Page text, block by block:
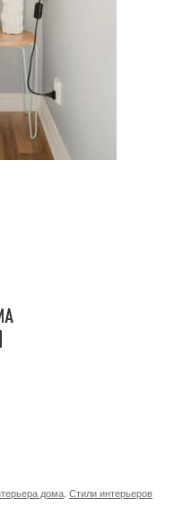
дома Стили интерьеров